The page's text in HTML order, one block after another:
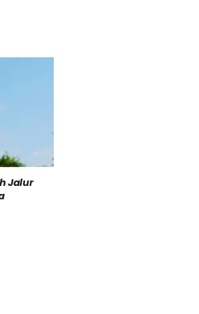
Jalur